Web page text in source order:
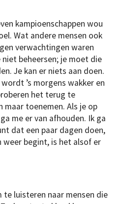
kampioenschappen wou
Wat andere mensen ook
verwachtingen waren
beheersen; je moet die
Je kan er niets aan doen.
’s morgens wakker en
het terug te
maar toenemen. Als je op
me er van afhouden. Ik ga
dat een paar dagen doen,
weer begint, is het alsof er
te luisteren naar mensen die